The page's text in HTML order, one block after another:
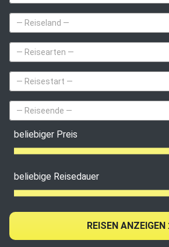
beliebiger Preis
beliebige Reisedauer
REISEN ANZEIGEN